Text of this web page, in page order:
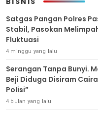
Satgas Pangan Polres
Stabil, Pasokan
Fluktuasi
4 minggu yang lalu
Serangan Tanpa Bunyi.
Beji Diduga Disiram
Polisi”
4 bulan yang lalu